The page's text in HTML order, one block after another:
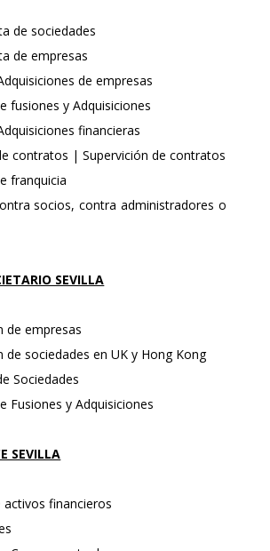
de sociedades
de empresas
de empresas
fusiones y Adquisiciones
financieras
contratos | Supervición de contratos
franquicia
socios, contra administradores o
SEVILLA
de empresas
de sociedades en UK y Hong Kong
Sociedades
Fusiones y Adquisiciones
SEVILLA
activos financieros